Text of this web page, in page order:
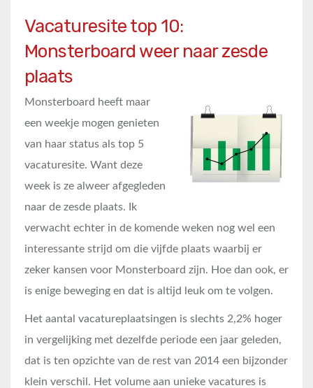
Vacaturesite top 10:
Monsterboard weer naar zesde
plaats
Monsterboard heeft maar
een weekje mogen genieten
van haar status als top 5
vacaturesite. Want deze
week is ze alweer afgegleden
naar de zesde plaats. Ik
verwacht echter in de komende weken nog wel een
interessante strijd om die vijfde plaats waarbij er
zeker kansen voor Monsterboard zijn. Hoe dan ook, er
is enige beweging en dat is altijd leuk om te volgen.
Het aantal vacatureplaatsingen is slechts 2,2% hoger
in vergelijking met dezelfde periode een jaar geleden,
dat is ten opzichte van de rest van 2014 een bijzonder
klein verschil. Het volume aan unieke vacatures is